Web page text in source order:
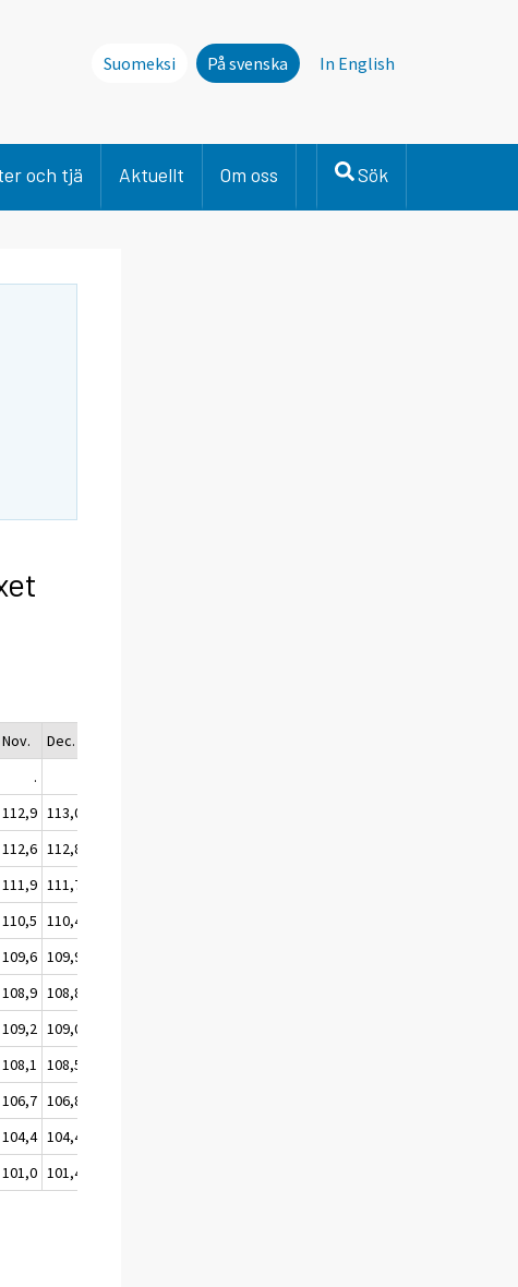
Suomeksi På svenska In English
och tjä Aktuellt Om oss Sök
Nov. Dec.
.
112,9 113,0
112,6 112,8
111,9 111,7
110,5 110,4
109,6 109,9
108,9 108,8
109,2 109,0
108,1 108,5
106,7 106,8
104,4 104,4
101,0 101,4